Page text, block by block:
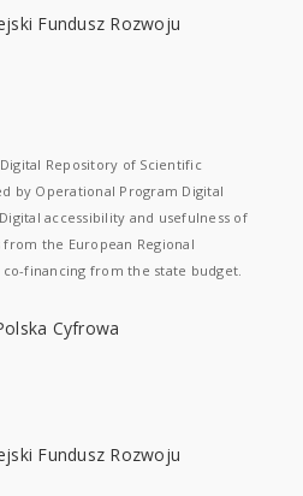
Repository of Scientific
by Operational Program Digital
accessibility and usefulness of
the European Regional
financing from the state budget.